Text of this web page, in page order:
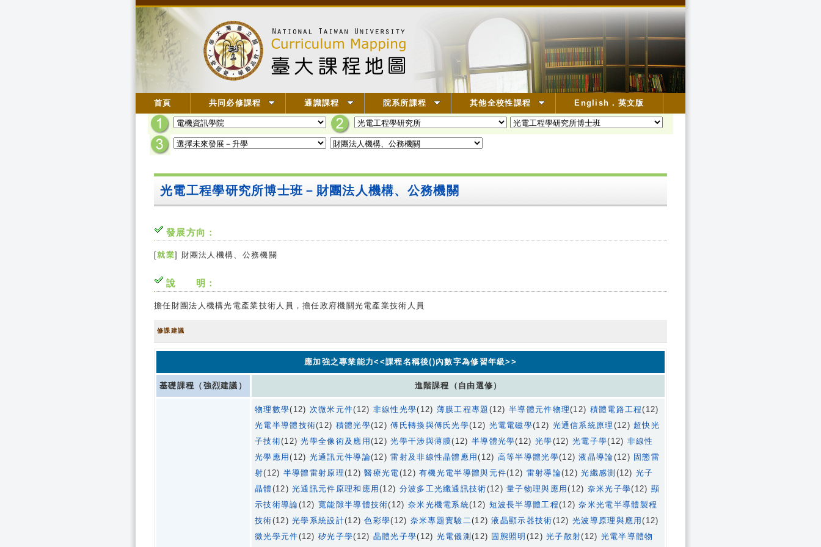
首頁 共同必修課程 通識課程 院系所課程 其他全校性課程 English．英文版
光電工程學研究所博士班－財團法人機構、公務機關
發展方向：
[就業] 財團法人機構、公務機關
說 明：
擔任財團法人機構光電產業技術人員，擔任政府機關光電產業技術人員
修課建議
應加強之專業能力<<課程名稱後()內數字為修習年級>>
基礎課程（強烈建議） 進階課程（自由選修）
物理數學(12) 次微米元件(12) 非線性光學(12) 薄膜工程專題 (12)半導體元件物理(12) 積體電路工程(12)
光電半導體技術(12) 積體光學(12)傅氏轉換與傅氏光學(12) 光電電磁學(12) 光通信系統原理 (12) 超快光
子技術(12)光學全像術及應用 (12)光學干涉與薄膜(12) 半導體光學(12) 光學(12)光電子學(12) 非線性
光學應用(12) 光通訊元件導論(12)雷射及非線性晶體應用(12) 高等半導體光學(12)液晶導論(12) 固態雷
射(12) 半導體雷射原理(12)醫療光電(12)有機光電半導體與元件(12) 雷射導論(12)光纖感測 (12)光子
晶體 (12)光通訊元件原理和應用(12) 分波多工光纖通訊技術(12)量子物理與應用(12) 奈米光子學(12) 顯
示技術導論(12) 寬能隙半導體技術(12) 奈米光機電系統(12) 短波長半導體工程(12)奈米光電半導體製程
技術(12)光學系統設計(12)色彩學(12) 奈米專題實驗二(12)液晶顯示器技術(12)光波導原理與應用(12)
微光學元件(12) 矽光子學(12) 晶體光子學(12) 光電儀測 (12) 固態照明 (12)光子散射(12) 光電半導體物